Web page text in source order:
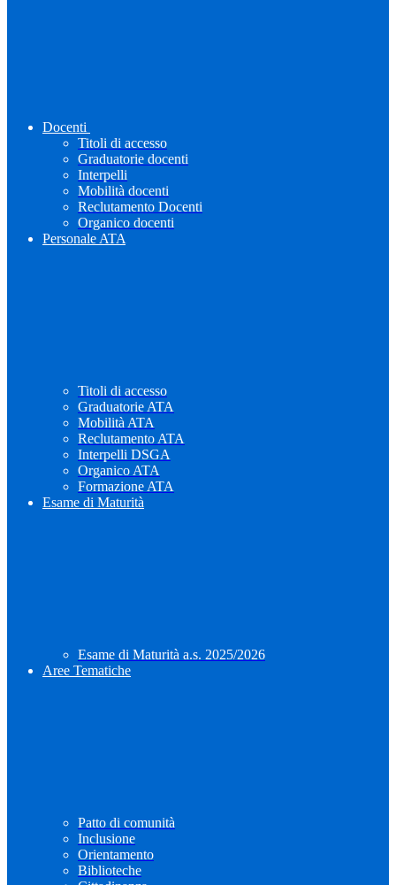
Docenti
Titoli di accesso
Graduatorie docenti
Interpelli
Mobilità docenti
Reclutamento Docenti
Organico docenti
Personale ATA
Titoli di accesso
Graduatorie ATA
Mobilità ATA
Reclutamento ATA
Interpelli DSGA
Organico ATA
Formazione ATA
Esame di Maturità
Esame di Maturità a.s. 2025/2026
Aree Tematiche
Patto di comunità
Inclusione
Orientamento
Biblioteche